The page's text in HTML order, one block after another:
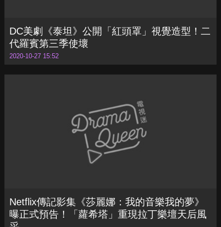
DC美劇《泰坦》公開「紅頭罩」視覺造型！二
代羅賓第三季使壞
2020-10-27 15:52
Netflix傳記影集《莎麗娜：我的音樂我的夢》
曝正式預告！「蘿希塔」重現拉丁樂壇天后風